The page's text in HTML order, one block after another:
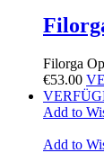
Filorga
€53.00
Add to
Add to